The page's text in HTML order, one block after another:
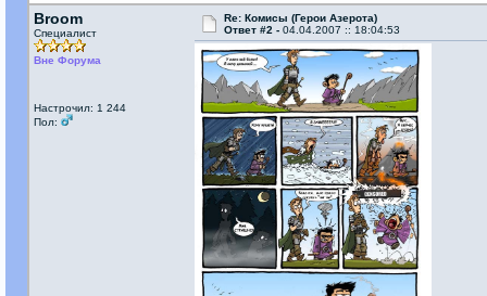
Broom
Специалист
Вне Форума
Настрочил: 1 244
Пол:
Re: Комисы (Герои Азерота)
Ответ #2 - 04.04.2007 :: 18:04:53